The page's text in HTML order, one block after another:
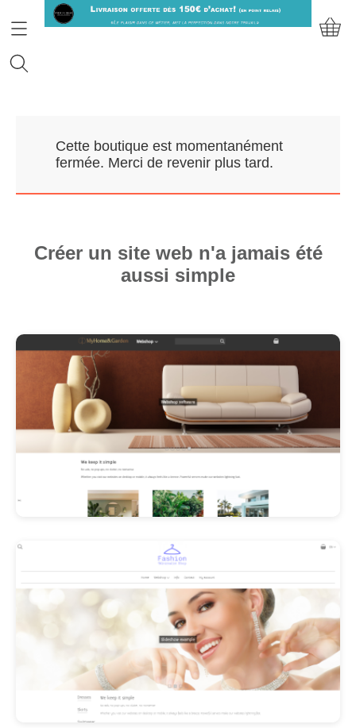
Prendre RDV
Nos Marques
Contact
E-Boutique
Les Promos!
Polishangel Belgium
Cette boutique est momentanément
fermée. Merci de revenir plus tard.
Créer un site web n'a jamais été
aussi simple